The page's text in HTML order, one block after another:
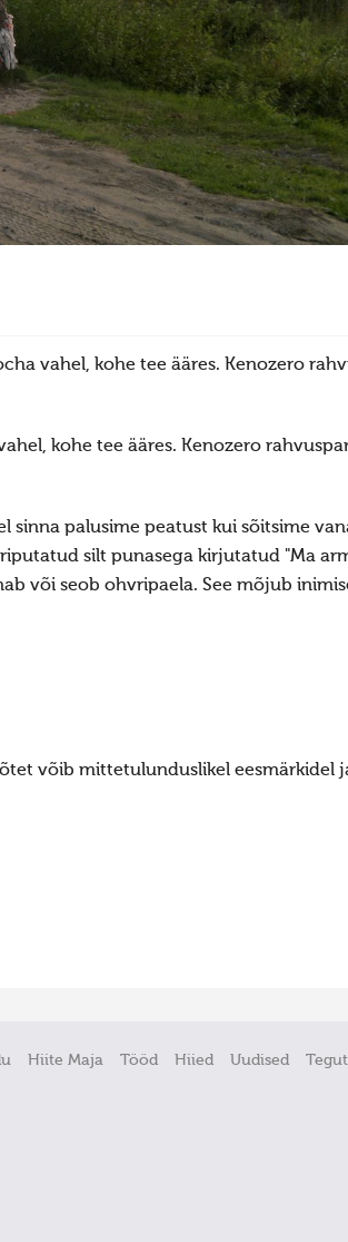
vahel, kohe tee ääres. Kenozero
kohe tee ääres. Kenozero
sinna palusime peatust kui sõitsime
silt punasega kirjutatud "Ma
või seob ohvripaela. See mõjub
võib mittetulunduslikel eesmärkidel
Hiite Maja Tööd Hiied Uudised